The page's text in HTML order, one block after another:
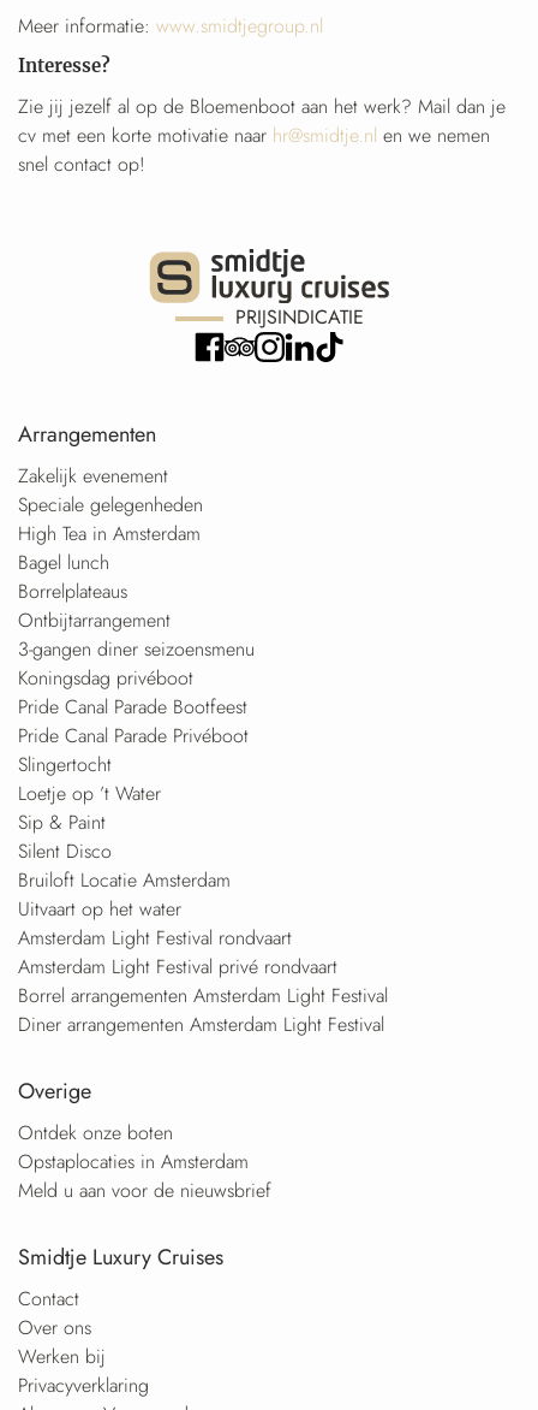
Meer informatie: www.smidtjegroup.nl
Interesse?
Zie jij jezelf al op de Bloemenboot aan het werk? Mail dan je
cv met een korte motivatie naar hr@smidtje.nl en we nemen
snel contact op!
PRIJSINDICATIE
Arrangementen
Zakelijk evenement
Speciale gelegenheden
High Tea in Amsterdam
Bagel lunch
Borrelplateaus
Ontbijtarrangement
3-gangen diner seizoensmenu
Koningsdag privéboot
Pride Canal Parade Bootfeest
Pride Canal Parade Privéboot
Slingertocht
Loetje op ’t Water
Sip & Paint
Silent Disco
Bruiloft Locatie Amsterdam
Uitvaart op het water
Amsterdam Light Festival rondvaart
Amsterdam Light Festival privé rondvaart
Borrel arrangementen Amsterdam Light Festival
Diner arrangementen Amsterdam Light Festival
Overige
Ontdek onze boten
Opstaplocaties in Amsterdam
Meld u aan voor de nieuwsbrief
Smidtje Luxury Cruises
Contact
Over ons
Werken bij
Privacyverklaring